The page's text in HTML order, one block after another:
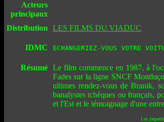
Acteurs
principaux
Distribution
LES FILMS DU VIADUC
IDMC ECHANGERIEZ-VOUS VOTRE
Résumé Le film commence en 1987, à
Fades sur la ligne SNCF
ultimes rendez-vous de Branik,
banalystes tchèques ou français,
et l'Est et le témoignage d'une
Les